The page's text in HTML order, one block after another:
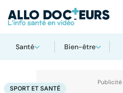
Santé Bien-être
AccueilBien-êtreSport santé Sport et santé
SPORT ET SANTÉ